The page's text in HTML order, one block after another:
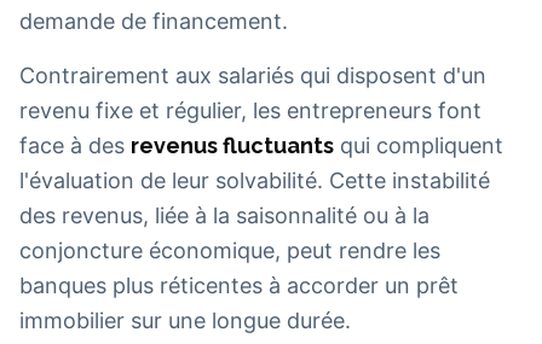
demande de financement.
Contrairement aux salariés qui disposent d'un
revenu fixe et régulier, les entrepreneurs font
face à des revenus fluctuants qui compliquent
l'évaluation de leur solvabilité. Cette instabilité
des revenus, liée à la saisonnalité ou à la
conjoncture économique, peut rendre les
banques plus réticentes à accorder un prêt
immobilier sur une longue durée.